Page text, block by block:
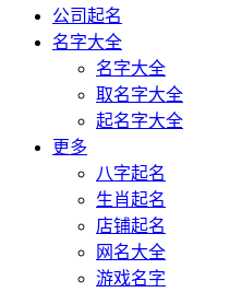
公司起名
名字大全
名字大全
取名字大全
起名字大全
更多
八字起名
生肖起名
店铺起名
网名大全
游戏名字